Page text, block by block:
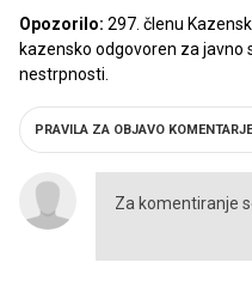
Opozorilo: 297. členu
kazensko odgovoren za javno
nestrpnosti.
PRAVILA ZA OBJAVO